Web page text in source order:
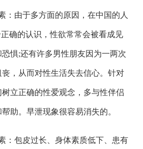
：由于多方面的原因，在中国的人
确的认识，性欲常常会被看成见
惧;还有许多男性朋友因为一两次
，从而对性生活失去信心。针对
立正确的性爱观念，多与性伴侣
助。早泄现象很容易消失的。
：包皮过长、身体素质低下、患有